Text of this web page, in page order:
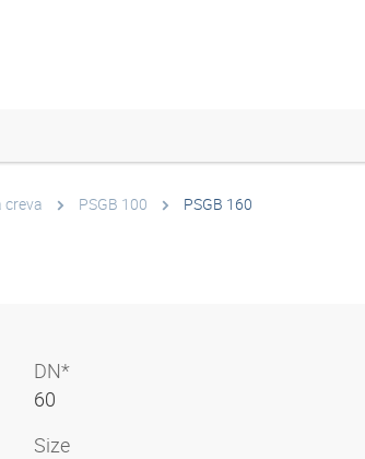
creva PSGB 100 PSGB 160
DN*
60
Size